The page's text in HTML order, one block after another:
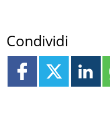
Condividi